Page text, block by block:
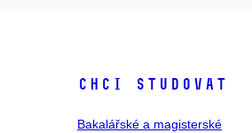
Chci studovat
Bakalářské a magisterské